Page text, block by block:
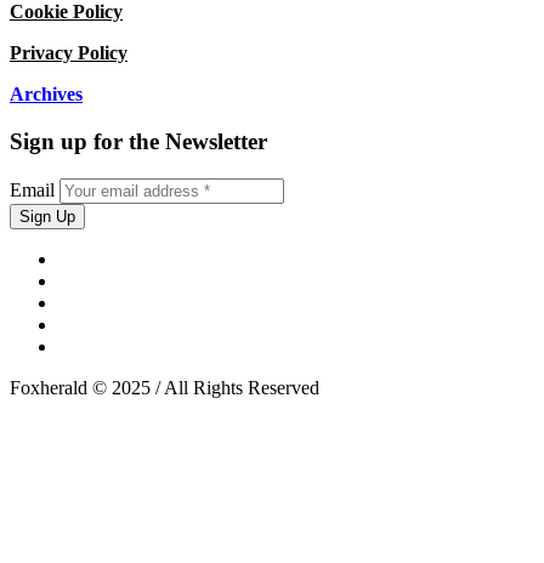
Cookie Policy
Privacy Policy
Archives
Sign up for the Newsletter
Email
Foxherald © 2025 / All Rights Reserved